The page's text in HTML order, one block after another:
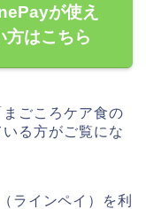
が使え
方はこちら
ごころケア食の
る方がご覧にな
ラインペイ）を利